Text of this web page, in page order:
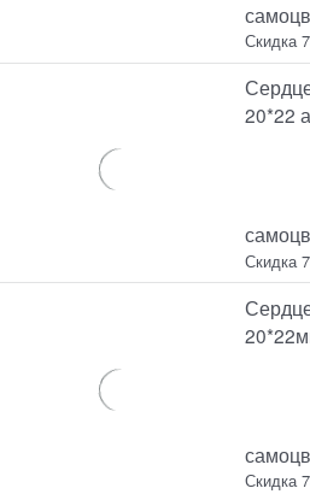
Скидка
20*22
Скидка
Скидка